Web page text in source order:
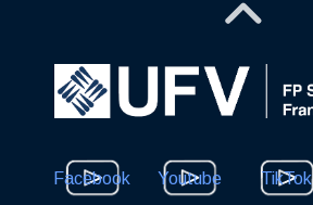
Facebook Youtube TikTok